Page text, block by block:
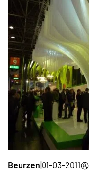
Beurzen|01-03-2011